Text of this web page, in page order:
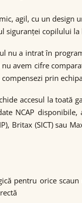
agil, cu un
siguranței copilului la
nu a intrat în
avem cifre
prin
accesul la toată
NCAP
(SICT) sau
pentru orice